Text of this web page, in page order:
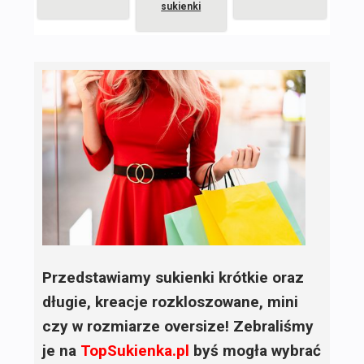
sukienki
Przedstawiamy sukienki krótkie oraz
długie, kreacje rozkloszowane, mini
czy w rozmiarze oversize! Zebraliśmy
je na TopSukienka.pl byś mogła wybrać